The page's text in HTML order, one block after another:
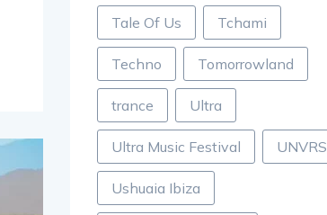
Tale Of Us Tchami
Techno Tomorrowland
trance Ultra
Ultra Music Festival UNVRS
Ushuaia Ibiza